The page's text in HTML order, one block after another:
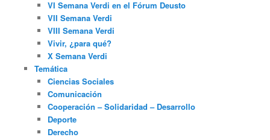
VI Semana Verdi en el Fórum Deusto
VII Semana Verdi
VIII Semana Verdi
Vivir, ¿para qué?
X Semana Verdi
Temática
Ciencias Sociales
Comunicación
Cooperación – Solidaridad – Desarrollo
Deporte
Derecho